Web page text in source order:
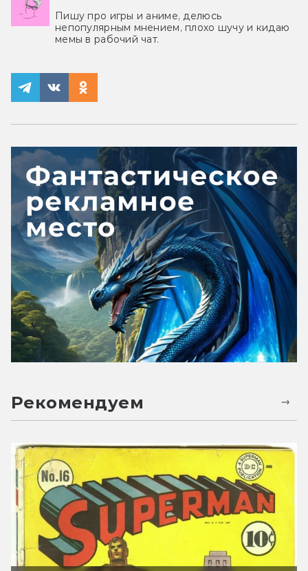
Пишу про игры и аниме, делюсь
непопулярным мнением, плохо шучу и кидаю
мемы в рабочий чат.
Рекомендуем